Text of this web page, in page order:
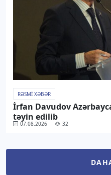
RƏSMI XƏBƏR
İrfan Davudov
təyin edilib
07.08.2026 32